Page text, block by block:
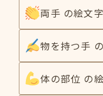
両手 の絵文
物を持つ手
体の部位 の